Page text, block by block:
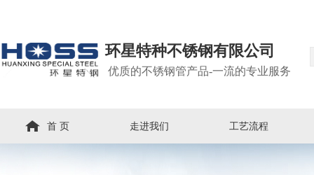
环星特种不锈钢有限公司
优质的不锈钢管产品-一流的专业服务
首 页 走进我们 工艺流程